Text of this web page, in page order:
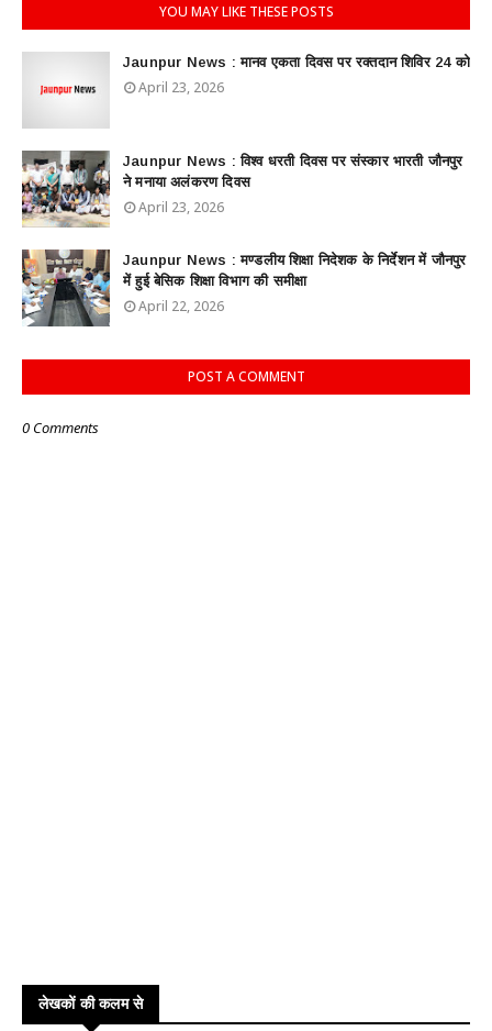
YOU MAY LIKE THESE POSTS
Jaunpur News : ​मानव एकता दिवस पर रक्तदान शिविर 24 को
April 23, 2026
Jaunpur News : विश्व धरती दिवस पर संस्कार भारती जौनपुर
ने मनाया अलंकरण दिवस
April 23, 2026
Jaunpur News : ​मण्डलीय शिक्षा निदेशक के निर्देशन में जौनपुर
में हुई बेसिक शिक्षा विभाग की समीक्षा
April 22, 2026
POST A COMMENT
0 Comments
लेखकों की कलम से